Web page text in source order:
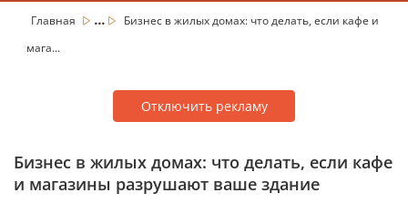
Главная ...
Бизнес в жилых домах: что делать, если кафе и
мага...
Отключить рекламу
Бизнес в жилых домах: что делать, если кафе
и магазины разрушают ваше здание